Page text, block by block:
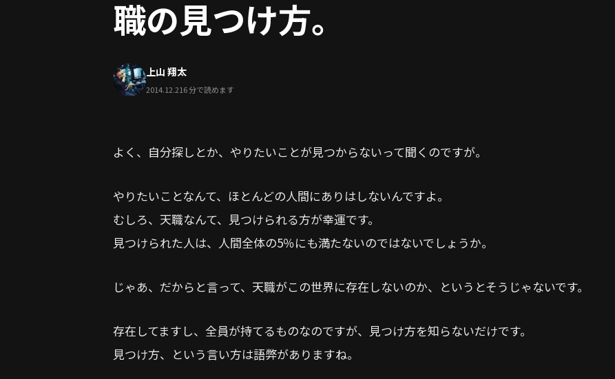
職の見つけ方。
上山 翔太
2014.12.216 分で読めます
よく、自分探しとか、やりたいことが見つからないって聞くのですが。
やりたいことなんて、ほとんどの人間にありはしないんですよ。
むしろ、天職なんて、見つけられる方が幸運です。
見つけられた人は、人間全体の5％にも満たないのではないでしょうか。
じゃあ、だからと言って、天職がこの世界に存在しないのか、というとそうじゃないです。
存在してますし、全員が持てるものなのですが、見つけ方を知らないだけです。
見つけ方、という言い方は語弊がありますね。